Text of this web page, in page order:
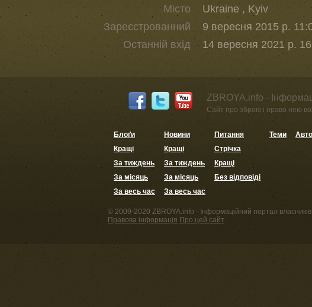
Місто
Ukraine , Kyiv
Зареєстрованний
9 вересня 2015 р.
Останній вхід
14 вересня 2021 р.
ZBROYA.info -
Сайт про зброю і право нею
Блоґи
Кращі
За тиждень
За місяць
За весь час
Новини
Кращі
За тиждень
За місяць
За весь час
Питання
Стрічка
Кращі
Без відповіді
Теми
© 2009-2020 ZBROYA.info - Інформаційний портал власників
Правова інформація Про цей сайт